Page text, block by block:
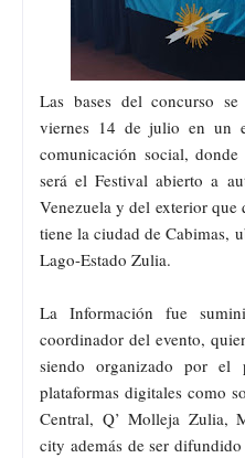
Las bases del concurso
viernes 14 de julio en un
comunicación social,
será el Festival abierto a
Venezuela y del exterior
tiene la ciudad de Cabimas,
Lago-Estado Zulia.
La Información fue
coordinador del evento,
siendo organizado por el
plataformas digitales como
Central, Q’ Molleja Zulia,
city además de ser